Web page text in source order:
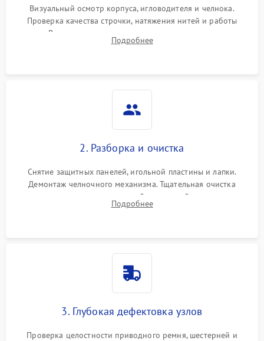
Визуальный осмотр корпуса, игловодителя и челнока.
Проверка качества строчки, натяжения нитей и работы
педали. Выявление посторонних стуков, пропусков стежков,
обрывов нити или заклинивания механизмов на тестовом
Подробнее
2. Разборка и очистка
Снятие защитных панелей, игольной пластины и лапки.
Демонтаж челночного механизма. Тщательная очистка
внутренних узлов от скопившейся тканевой пыли, очесов,
остатков старой смазки и обрывков нитей с помощью
Подробнее
3. Глубокая дефектовка узлов
Проверка целостности приводного ремня, шестерней и